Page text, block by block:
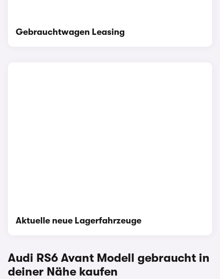
Gebrauchtwagen Leasing
Aktuelle neue Lagerfahrzeuge
Audi RS6 Avant Modell gebraucht in
deiner Nähe kaufen